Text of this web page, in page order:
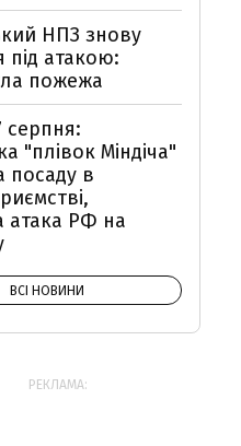
НПЗ знову
під атакою:
пожежа
серпня:
"плівок Міндіча"
посаду в
атака РФ на
ВСІ НОВИНИ
РЕКЛАМА: